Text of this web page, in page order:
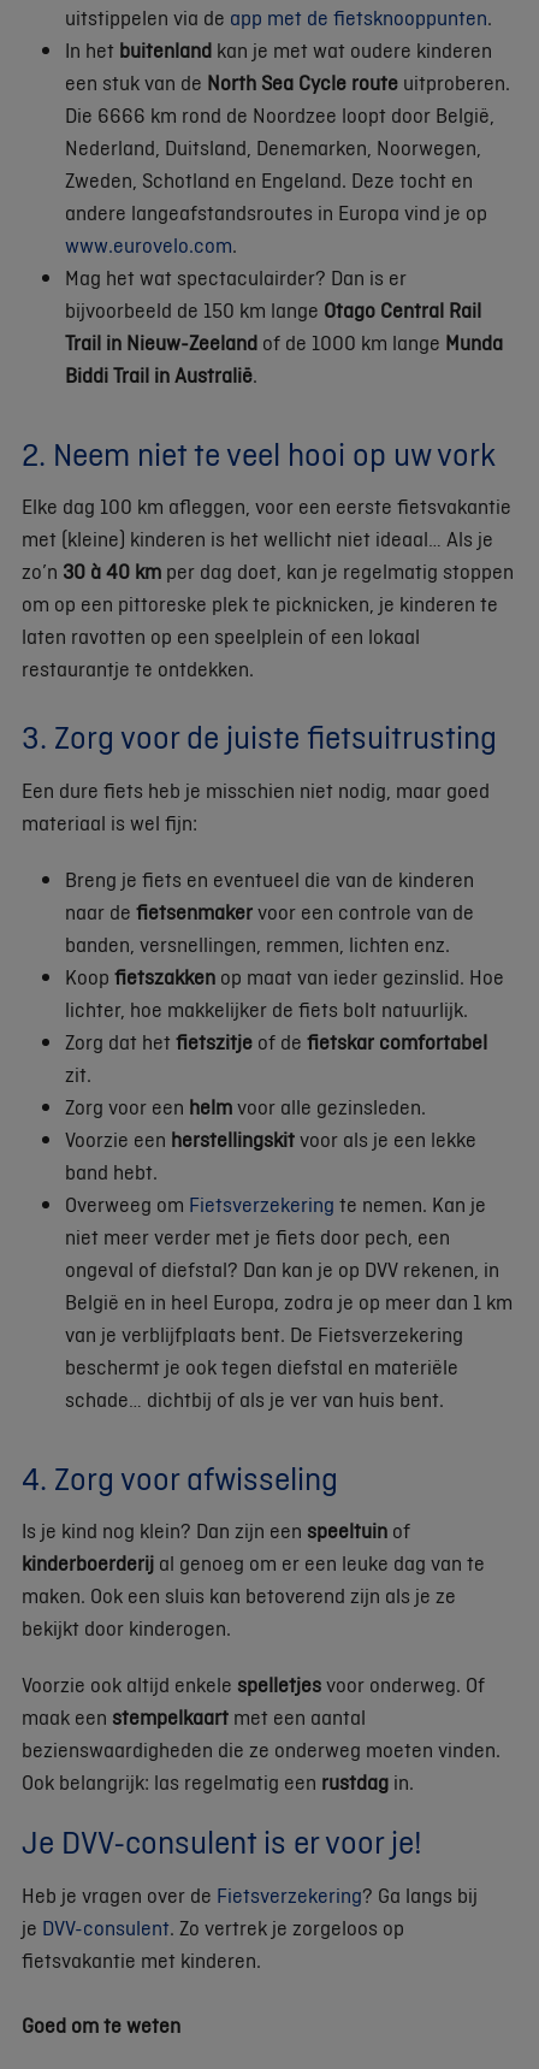
uitstippelen via de app met de fietsknooppunten.
In het buitenland kan je met wat oudere kinderen
een stuk van de North Sea Cycle route uitproberen.
Die 6666 km rond de Noordzee loopt door België,
Nederland, Duitsland, Denemarken, Noorwegen,
Zweden, Schotland en Engeland. Deze tocht en
andere langeafstandsroutes in Europa vind je op
www.eurovelo.com.
Mag het wat spectaculairder? Dan is er
bijvoorbeeld de 150 km lange Otago Central Rail
Trail in Nieuw-Zeeland of de 1000 km lange Munda
Biddi Trail in Australië.
2. Neem niet te veel hooi op uw vork
Elke dag 100 km afleggen, voor een eerste fietsvakantie
met (kleine) kinderen is het wellicht niet ideaal… Als je
zo’n 30 à 40 km per dag doet, kan je regelmatig stoppen
om op een pittoreske plek te picknicken, je kinderen te
laten ravotten op een speelplein of een lokaal
restaurantje te ontdekken.
3. Zorg voor de juiste fietsuitrusting
Een dure fiets heb je misschien niet nodig, maar goed
materiaal is wel fijn:
Breng je fiets en eventueel die van de kinderen
naar de fietsenmakervoor een controle van de
banden, versnellingen, remmen, lichten enz.
Koop fietszakken op maat van ieder gezinslid. Hoe
lichter, hoe makkelijker de fiets bolt natuurlijk.
Zorg dat het fietszitje of de fietskar comfortabel
zit.
Zorg voor een helmvoor alle gezinsleden.
Voorzie een herstellingskitvoor als je een lekke
band hebt.
Overweeg om Fietsverzekering te nemen. Kan je
niet meer verder met je fiets door pech, een
ongeval of diefstal? Dan kan je op DVV rekenen, in
België en in heel Europa, zodra je op meer dan 1 km
van je verblijfplaats bent. De Fietsverzekering
beschermt je ook tegen diefstal en materiële
schade… dichtbij of als je ver van huis bent.
4. Zorg voor afwisseling
Is je kind nog klein? Dan zijn een speeltuin of
kinderboerderij al genoeg om er een leuke dag van te
maken. Ook een sluis kan betoverend zijn als je ze
bekijkt door kinderogen.
Voorzie ook altijd enkele spelletjesvoor onderweg. Of
maak een stempelkaart met een aantal
bezienswaardigheden die ze onderweg moeten vinden.
Ook belangrijk: las regelmatig een rustdag in.
Je DVV-consulent is er voor je!
Heb je vragen over de Fietsverzekering? Ga langs bij
je DVV-consulent. Zo vertrek je zorgeloos op
fietsvakantie met kinderen.
Goed om te weten